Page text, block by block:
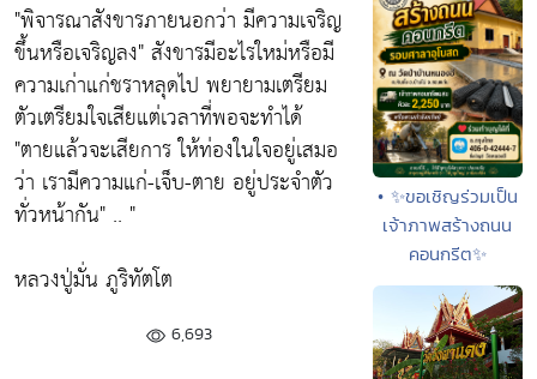
"พิจารณาสังขารภายนอกว่า มีความเจริญ
ขึ้นหรือเจริญลง"สังขารมีอะไรใหม่หรือมี
ความเก่าแก่ชราหลุดไป พยายามเตรียม
ตัวเตรียมใจเสียแต่เวลาที่พอจะทำได้
"ตายแล้วจะเสียการ ให้ท่องในใจอยู่เสมอ
ว่า เรามีความแก่-เจ็บ-ตาย อยู่ประจำตัว
ทั่วหน้ากัน" .. "
หลวงปู่มั่น ภูริทัตโต
6,693
• ✨ขอเชิญร่วมเป็น
เจ้าภาพสร้างถนน
คอนกรีต✨